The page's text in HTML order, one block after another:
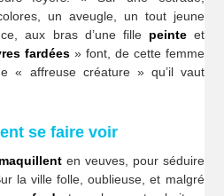
un aveugle, un tout jeune
aux bras d’une fille peinteet
fardées» font, de cette femme
« affreuse créature » qu’il vaut
se faire voir
maquillent en veuves, pour séduire
la ville folle, oublieuse, et malgré